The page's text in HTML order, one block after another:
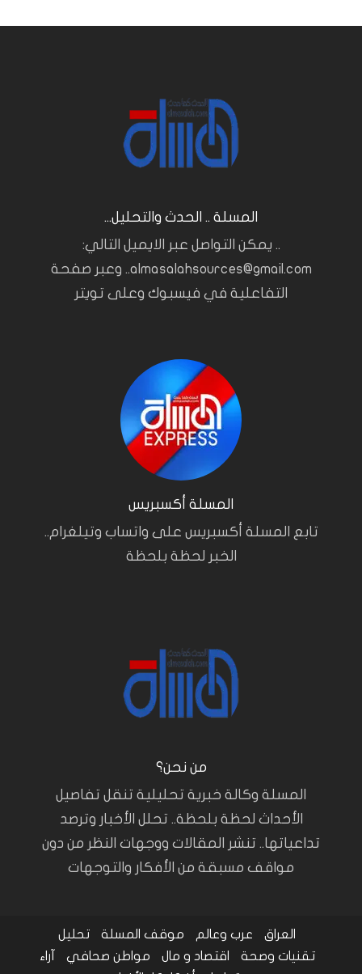
المسلة .. الحدث والتحليل...
.. يمكن التواصل عبر الايميل التالي:
almasalahsources@gmail.com.. وعبر صفحة
التفاعلية في فيسبوك وعلى تويتر
المسلة أكسبريس
تابع المسلة أكسبريس على واتساب وتيلغرام..
الخبر لحظة بلحظة
من نحن؟
المسلة وكالة خبرية تحليلية تنقل تفاصيل
الأحداث لحظة بلحظة.. تحلل الأخبار وترصد
تداعياتها.. تنشر المقالات ووجهات النظر من دون
مواقف مسبقة من الأفكار والتوجهات
العراق عرب وعالم موقف المسلة
تحليل
تقنيات وصحة
اقتصاد و مال مواطن صحافي
آراء